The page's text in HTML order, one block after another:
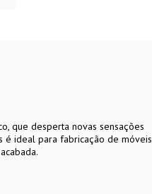
que desperta novas sensações
é ideal para fabricação de móveis